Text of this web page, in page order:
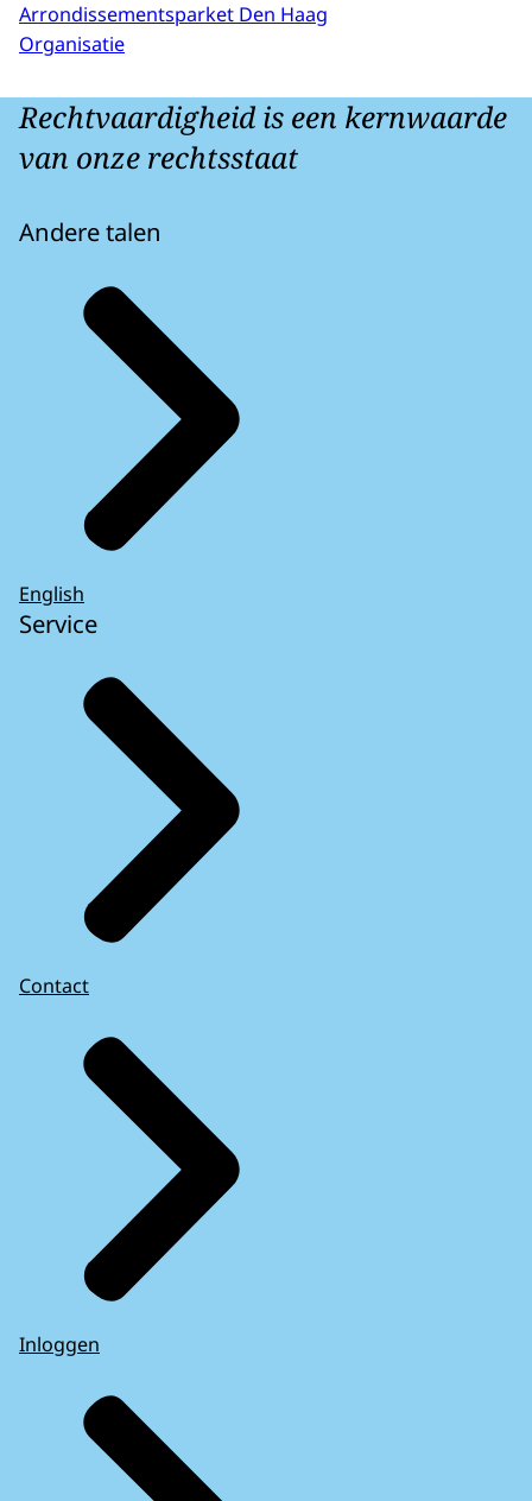
Arrondissementsparket Den Haag
Organisatie
Rechtvaardigheid is een kernwaarde
van onze rechtsstaat
Andere talen
English
Service
Contact
Inloggen